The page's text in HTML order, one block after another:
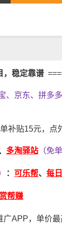
，稳定靠谱
、京东、拼多
补贴15元，点
多淘驿站 （免
： 可乐帮、 每
赏帮赚
广APP，单价最